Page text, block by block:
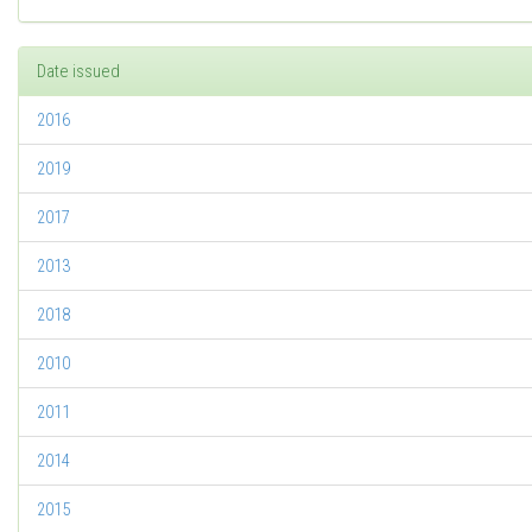
Date issued
2016
2019
2017
2013
2018
2010
2011
2014
2015